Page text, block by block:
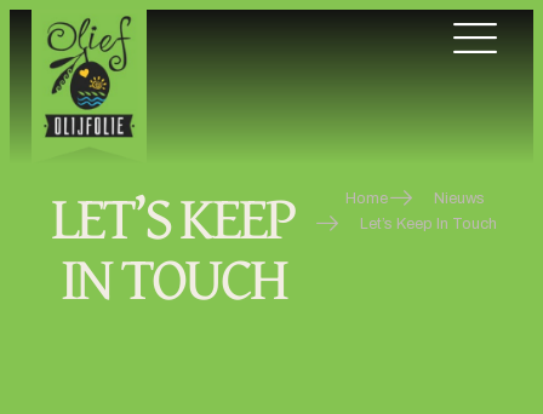
LET’S KEEP
IN TOUCH
Home
Nieuws
Let’s Keep In Touch